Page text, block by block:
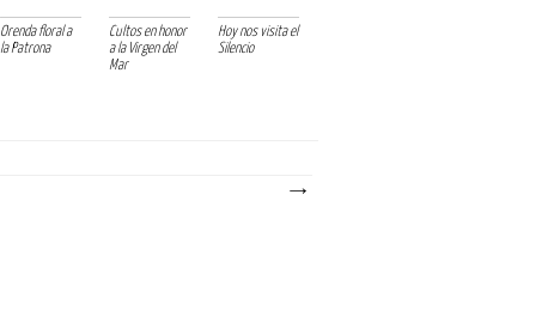
Orenda floral a
la Patrona
Cultos en honor
a la Virgen del
Mar
Hoy nos visita el
Silencio